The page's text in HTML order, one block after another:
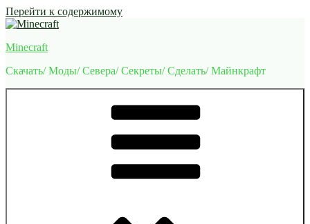
Перейти к содержимому
Minecraft
Скачать/ Моды/ Севера/ Секреты/ Сделать/ Майнкрафт